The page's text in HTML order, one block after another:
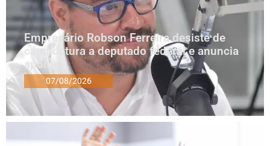
Empresário Robson Ferreira desiste de
candidatura a deputado federal e anuncia
apoios
07/08/2026